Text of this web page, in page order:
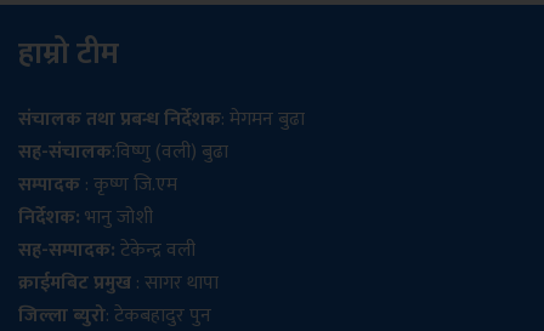
हाम्रो टीम
संचालक तथा प्रबन्ध निर्देशक: मेगमन बुढा
सह-संचालक:विष्णु (वली) बुढा
सम्पादक: कृष्ण जि.एम
निर्देशक:भानु जोशी
सह-सम्पादक:टेकेन्द्र वली
क्राईमबिट प्रमुख: सागर थापा
जिल्ला ब्युरो: टेकबहादुर पुन